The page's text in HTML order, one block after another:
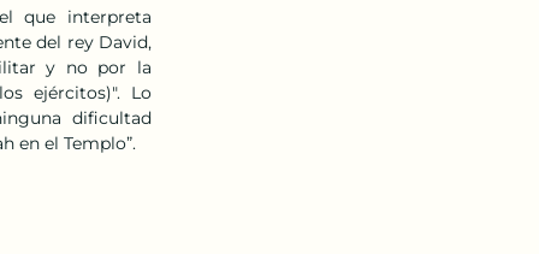
que  interpreta
del rey David,
y  no  por  la
ejércitos)".  Lo
dificultad
en el Templo”.